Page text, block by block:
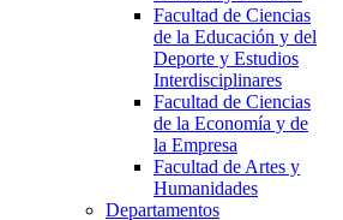
Facultad de Ciencias
de la Educación y del
Deporte y Estudios
Interdisciplinares
Facultad de Ciencias
de la Economía y de
la Empresa
Facultad de Artes y
Humanidades
Departamentos